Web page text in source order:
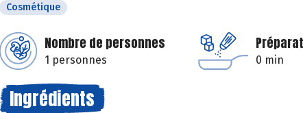
Cosmétique
Nombre de personnes
1 personnes 0 min
Ingrédients